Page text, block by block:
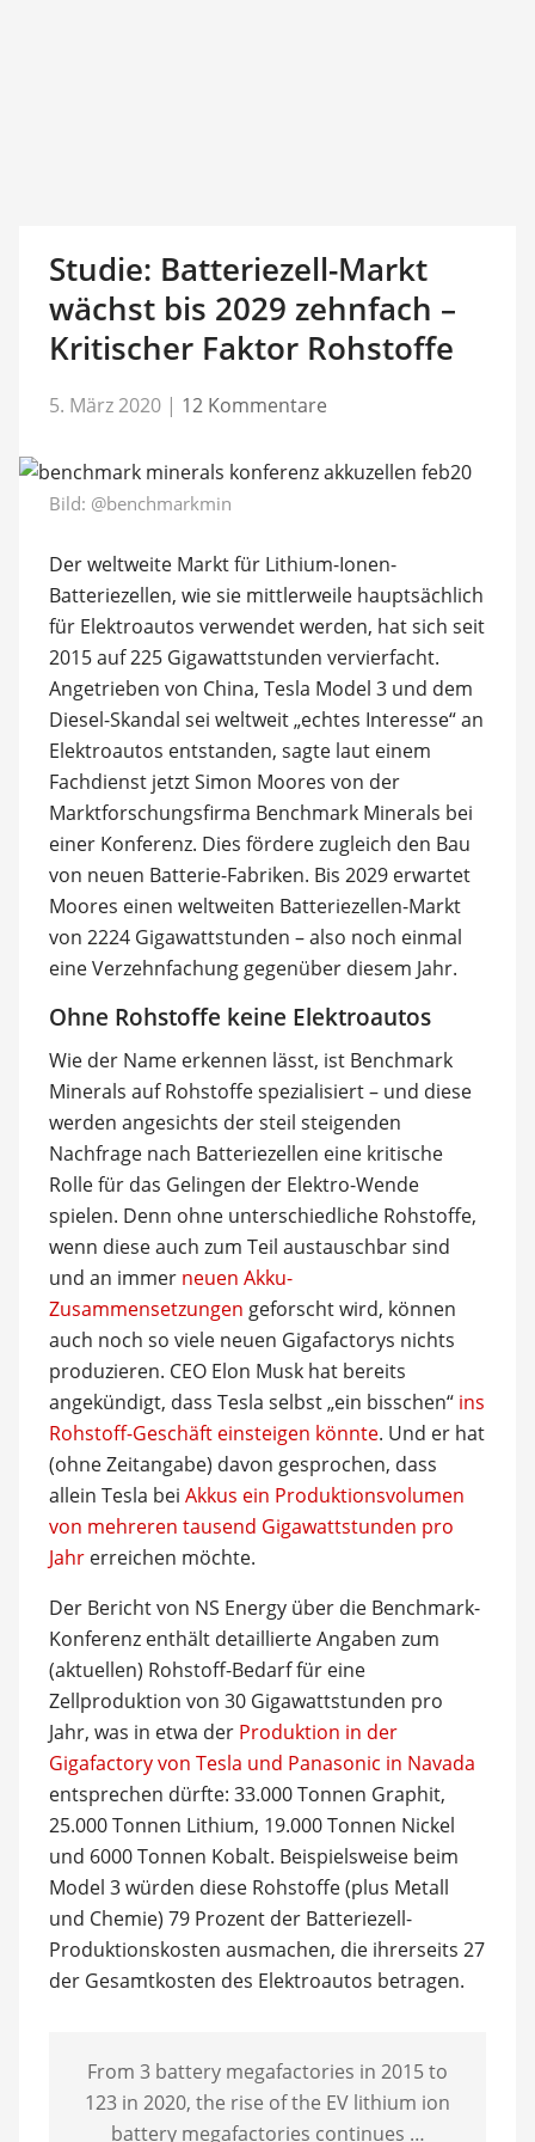
Studie: Batteriezell-Markt
wächst bis 2029 zehnfach –
Kritischer Faktor Rohstoffe
5. März 2020 | 12 Kommentare
Bild: @benchmarkmin
Der weltweite Markt für Lithium-Ionen-
Batteriezellen, wie sie mittlerweile hauptsächlich
für Elektroautos verwendet werden, hat sich seit
2015 auf 225 Gigawattstunden vervierfacht.
Angetrieben von China, Tesla Model 3 und dem
Diesel-Skandal sei weltweit „echtes Interesse“ an
Elektroautos entstanden, sagte laut einem
Fachdienst jetzt Simon Moores von der
Marktforschungsfirma Benchmark Minerals bei
einer Konferenz. Dies fördere zugleich den Bau
von neuen Batterie-Fabriken. Bis 2029 erwartet
Moores einen weltweiten Batteriezellen-Markt
von 2224 Gigawattstunden – also noch einmal
eine Verzehnfachung gegenüber diesem Jahr.
Ohne Rohstoffe keine Elektroautos
Wie der Name erkennen lässt, ist Benchmark
Minerals auf Rohstoffe spezialisiert – und diese
werden angesichts der steil steigenden
Nachfrage nach Batteriezellen eine kritische
Rolle für das Gelingen der Elektro-Wende
spielen. Denn ohne unterschiedliche Rohstoffe,
wenn diese auch zum Teil austauschbar sind
und an immer neuen Akku-
Zusammensetzungen geforscht wird, können
auch noch so viele neuen Gigafactorys nichts
produzieren. CEO Elon Musk hat bereits
angekündigt, dass Tesla selbst „ein bisschen“ ins
Rohstoff-Geschäft einsteigen könnte. Und er hat
(ohne Zeitangabe) davon gesprochen, dass
allein Tesla bei Akkus ein Produktionsvolumen
von mehreren tausend Gigawattstunden pro
Jahrerreichen möchte.
Der Bericht von NS Energy über die Benchmark-
Konferenz enthält detaillierte Angaben zum
(aktuellen) Rohstoff-Bedarf für eine
Zellproduktion von 30 Gigawattstunden pro
Jahr, was in etwa der Produktion in der
Gigafactory von Tesla und Panasonic in Navada
entsprechen dürfte: 33.000 Tonnen Graphit,
25.000 Tonnen Lithium, 19.000 Tonnen Nickel
und 6000 Tonnen Kobalt. Beispielsweise beim
Model 3 würden diese Rohstoffe (plus Metall
und Chemie) 79 Prozent der Batteriezell-
Produktionskosten ausmachen, die ihrerseits 27
der Gesamtkosten des Elektroautos betragen.
From 3 battery megafactories in 2015 to
123 in 2020, the rise of the EV lithium ion
battery megafactories continues …